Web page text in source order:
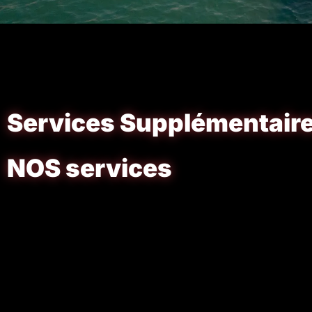
Services
NOS services